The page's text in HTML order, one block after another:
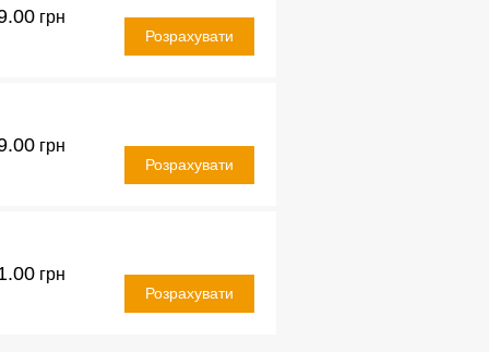
Розрахувати
грн
Розрахувати
грн
Розрахувати
грн